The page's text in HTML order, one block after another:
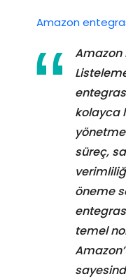
Amazon
Amazon
kolayca
süreç,
öneme
temel